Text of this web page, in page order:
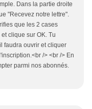
Dans la partie droite
"Recevez notre lettre".
que les 2 cases
clique sur OK. Tu
faudra ouvrir et cliquer
/> <br /> En
parmi nos abonnés.